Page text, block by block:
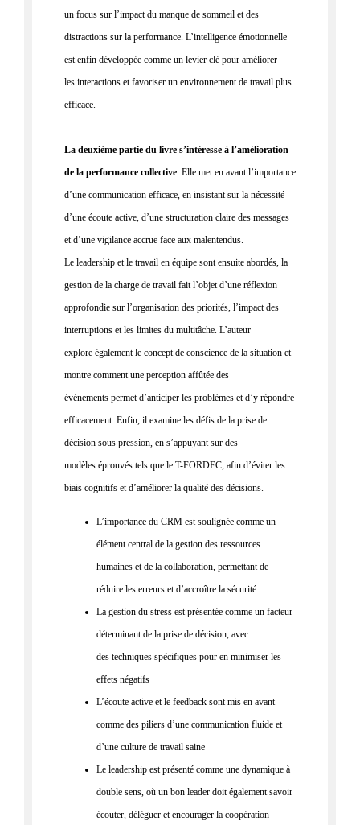
un focus sur l’impact du manque de sommeil et des
distractions sur la performance. L’intelligence émotionnelle
est enfin développée comme un levier clé pour améliorer
les interactions et favoriser un environnement de travail plus
efficace.
La deuxième partie du livre s’intéresse à l’amélioration
de la performance collective. Elle met en avant l’importance
d’une communication efficace, en insistant sur la nécessité
d’une écoute active, d’une structuration claire des messages
et d’une vigilance accrue face aux malentendus.
Le leadership et le travail en équipe sont ensuite abordés, la
gestion de la charge de travail fait l’objet d’une réflexion
approfondie sur l’organisation des priorités, l’impact des
interruptions et les limites du multitâche. L’auteur
explore également le concept de conscience de la situation et
montre comment une perception affûtée des
événements permet d’anticiper les problèmes et d’y répondre
efficacement. Enfin, il examine les défis de la prise de
décision sous pression, en s’appuyantsur des
modèles éprouvés tels que le T-FORDEC, afin d’éviter les
biais cognitifs et d’améliorer la qualité des décisions.
L’importance du CRM est soulignée comme un
élément central de la gestion des ressources
humaines et de la collaboration, permettant de
réduire les erreurs et d’accroître la sécurité
La gestion du stress est présentée comme un facteur
déterminant de la prise de décision, avec
des techniques spécifiques pour en minimiser les
effets négatifs
L’écoute active et le feedback sont mis en avant
comme des piliers d’une communication fluide et
d’une culture de travail saine
Le leadership est présenté comme une dynamique à
double sens, où un bon leader doit également savoir
écouter, déléguer et encourager la coopération